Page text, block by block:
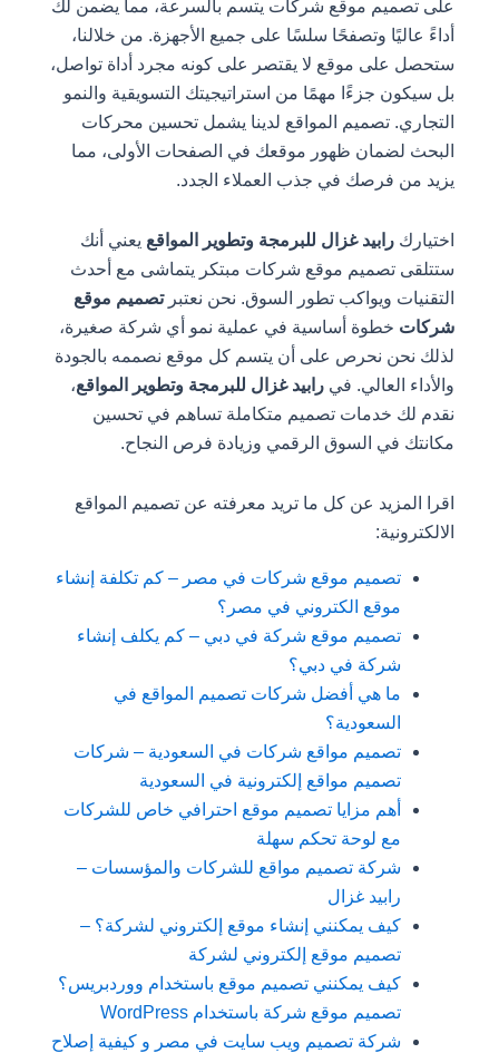
على تصميم موقع شركات يتسم بالسرعة، مما يضمن لك
أداءً عاليًا وتصفحًا سلسًا على جميع الأجهزة. من خلالنا،
ستحصل على موقع لا يقتصر على كونه مجرد أداة تواصل،
بل سيكون جزءًا مهمًا من استراتيجيتك التسويقية والنمو
التجاري. تصميم المواقع لدينا يشمل تحسين محركات
البحث لضمان ظهور موقعك في الصفحات الأولى، مما
يزيد من فرصك في جذب العملاء الجدد.
اختيارك رابيد غزال للبرمجة وتطوير المواقع يعني أنك
ستتلقى تصميم موقع شركات مبتكر يتماشى مع أحدث
التقنيات ويواكب تطور السوق. نحن نعتبرتصميم موقع
شركاتخطوة أساسية في عملية نمو أي شركة صغيرة،
لذلك نحن نحرص على أن يتسم كل موقع نصممه بالجودة
والأداء العالي. فيرابيد غزال للبرمجة وتطوير المواقع ،
نقدم لك خدمات تصميم متكاملة تساهم في تحسين
مكانتك في السوق الرقمي وزيادة فرص النجاح.
اقرا المزيد عن كل ما تريد معرفته عن تصميم المواقع
الالكترونية:
تصميم موقع شركات في مصر – كم تكلفة إنشاء
موقع الكتروني في مصر؟
تصميم موقع شركة في دبي – كم يكلف إنشاء
شركة في دبي؟
ما هي أفضل شركات تصميم المواقع في
السعودية؟
تصميم مواقع شركات في السعودية – شركات
تصميم مواقع إلكترونية في السعودية
أهم مزايا تصميم موقع احترافي خاص للشركات
مع لوحة تحكم سهلة
شركة تصميم مواقع للشركات والمؤسسات –
رابيد غزال
كيف يمكنني إنشاء موقع إلكتروني لشركة؟ –
تصميم موقع إلكتروني لشركة
كيف يمكنني تصميم موقع باستخدام ووردبريس؟
تصميم موقع شركة باستخدام WordPress
شركة تصميم ويب سايت في مصر و كيفية إصلاح